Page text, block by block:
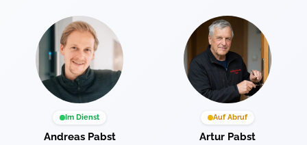
Im Dienst
Andreas Pabst
Auf Abruf
Artur Pabst